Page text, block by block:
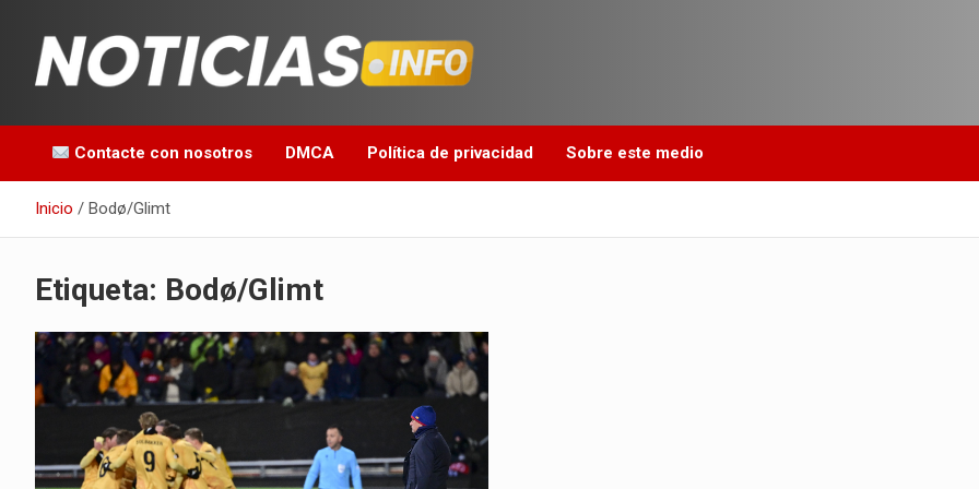
contenido
Noticias en español
Contacte con nosotros DMCA Política de privacidad Sobre este medio
Inicio Bodø/Glimt
Etiqueta: Bodø/Glimt